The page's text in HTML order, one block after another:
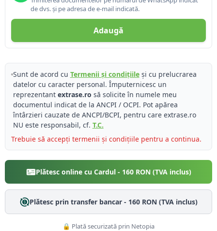
de dvs. și pe adresa de e-mail indicată.
Adaugă
Sunt de acord cu Termenii și condițiileși cu prelucrarea
datelor cu caracter personal. Împuternicesc un
reprezentant extrase.ro să solicite în numele meu
documentul indicat de la ANCPI / OCPI. Pot apărea
întârzieri cauzate de ANCPI/BCPI, pentru care extrase.ro
NU este responsabil, cf. T.C.
Trebuie să accepți termenii și condițiile pentru a continua.
Plătesc online cu Cardul - 160RON (TVA inclus)
Plătesc prin transfer bancar - 160RON (TVA inclus)
🔒 Plată securizată prin Netopia